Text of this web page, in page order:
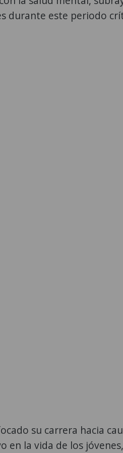
durante este periodo
su carrera hacia
en la vida de los